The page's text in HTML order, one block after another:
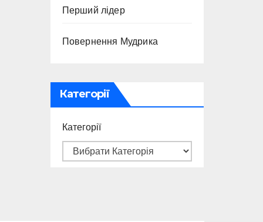
Перший лідер
Повернення Мудрика
Категорії
Категорії